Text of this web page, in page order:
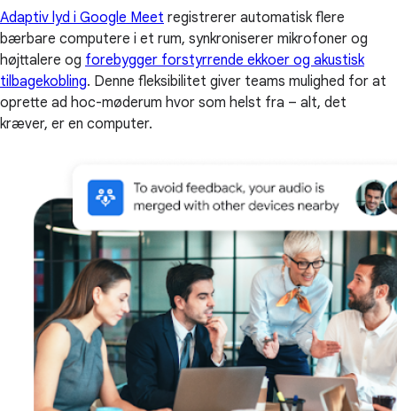
Adaptiv lyd i Google Meet registrerer automatisk flere
bærbare computere i et rum, synkroniserer mikrofoner og
højttalere og forebygger forstyrrende ekkoer og akustisk
tilbagekobling. Denne fleksibilitet giver teams mulighed for at
oprette ad hoc-møderum hvor som helst fra – alt, det
kræver, er en computer.